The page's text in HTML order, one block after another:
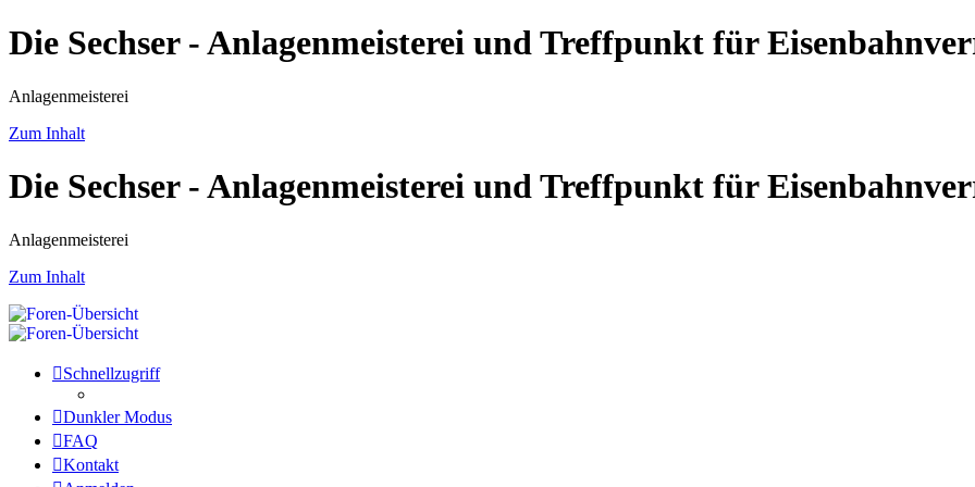
Die Sechser - Anlagenmeisterei und Treffpunkt für
Anlagenmeisterei
Zum Inhalt
Die Sechser - Anlagenmeisterei und Treffpunkt für
Anlagenmeisterei
Zum Inhalt
Schnellzugriff
Dunkler Modus
FAQ
Kontakt